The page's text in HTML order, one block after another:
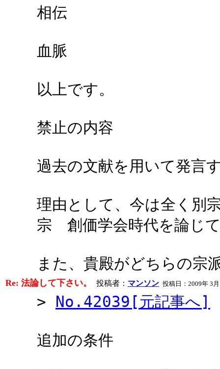
相伝
血脈
以上です。
禁止の内容
過去の文献を用いて発言
理由として、今は全く別
宗 創価学会時代を論じ
また、貴殿がどちらの宗
Re: 法論して下さい。 投稿者： マンソン 投稿日：2009年 3
> No.42039[元記事へ]
追加の条件